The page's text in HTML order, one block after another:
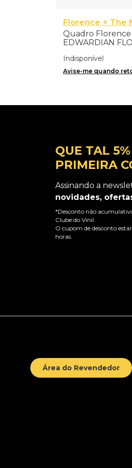
Florence + The
Quadro
EDWARDIAN
Indisponível
Avise-me quando
QUE TAL
PRIMEIRA
Assinando a
novidades,
*Desconto não
Clube do Vinil.
O cupom de desconto
horas.
Área do Revendedor